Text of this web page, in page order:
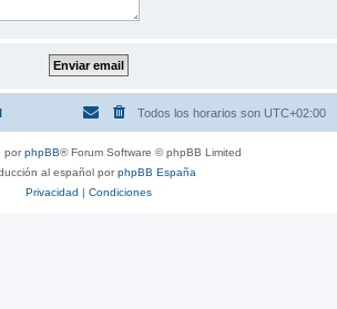
Todos los horarios son UTC+02:00
porphpBB® Forum Software © phpBB Limited
al español porphpBB España
Privacidad | Condiciones